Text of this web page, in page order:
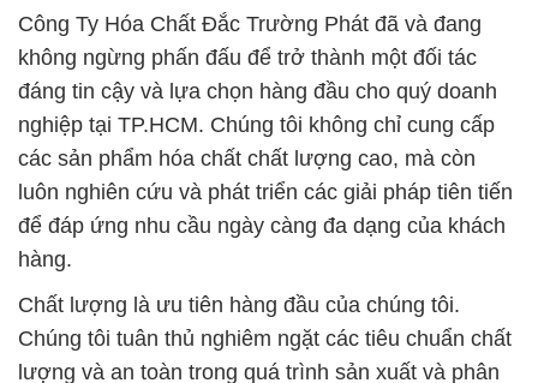
Công Ty Hóa Chất Đắc Trường Phát đã và đang
không ngừng phấn đấu để trở thành một đối tác
đáng tin cậy và lựa chọn hàng đầu cho quý doanh
nghiệp tại TP.HCM. Chúng tôi không chỉ cung cấp
các sản phẩm hóa chất chất lượng cao, mà còn
luôn nghiên cứu và phát triển các giải pháp tiên tiến
để đáp ứng nhu cầu ngày càng đa dạng của khách
hàng.
Chất lượng là ưu tiên hàng đầu của chúng tôi.
Chúng tôi tuân thủ nghiêm ngặt các tiêu chuẩn chất
lượng và an toàn trong quá trình sản xuất và phân